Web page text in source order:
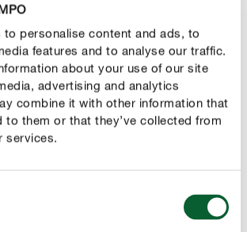
to personalise content and ads, to
features and to analyse our traffic.
about your use of our site
advertising and analytics
combine it with other information that
to them or that they’ve collected from
services.
що постійне перебування на сонці не